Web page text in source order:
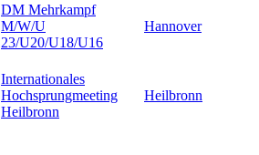
DM Mehrkampf
M/W/U
23/U20/U18/U16
Hannover
Internationales
Hochsprungmeeting
Heilbronn
Heilbronn